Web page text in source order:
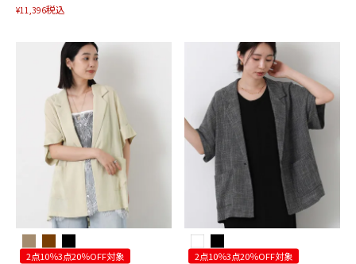
¥11,396税込
2点10％3点20％OFF対象 2点10％3点20％OFF対象